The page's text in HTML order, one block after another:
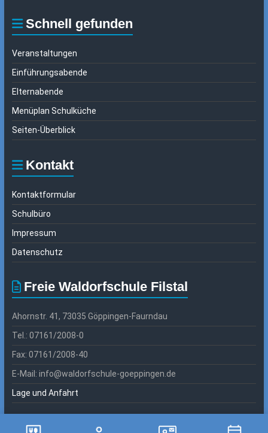
Schnell gefunden
Veranstaltungen
Einführungsabende
Elternabende
Menüplan Schulküche
Seiten-Überblick
Kontakt
Kontaktformular
Schulbüro
Impressum
Datenschutz
Freie Waldorfschule Filstal
Ahornstr. 41, 73035 Göppingen-Faurndau
Tel.: 07161/2008-0
Fax: 07161/2008-40
E-Mail: info@waldorfschule-goeppingen.de
Lage und Anfahrt